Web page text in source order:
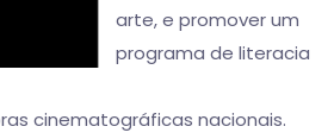
arte, e promover um
programa de literacia
cinematográficas nacionais.